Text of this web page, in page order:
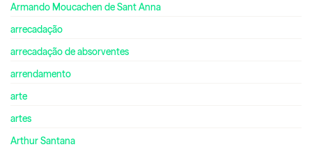
Armando Moucachen de Sant Anna
arrecadação
arrecadação de absorventes
arrendamento
arte
artes
Arthur Santana